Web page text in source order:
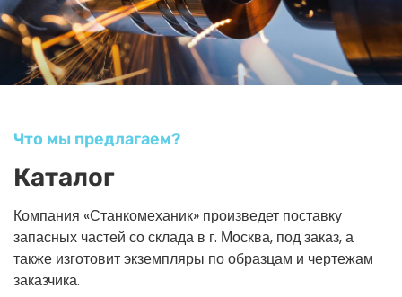
Что мы предлагаем?
Каталог
Компания «Станкомеханик» произведет поставку
запасных частей со склада в г. Москва, под заказ, а
также изготовит экземпляры по образцам и чертежам
заказчика.